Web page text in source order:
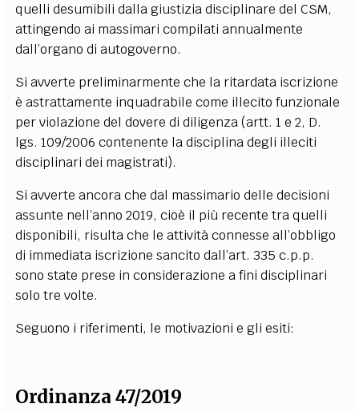
quelli desumibili dalla giustizia disciplinare del CSM,
attingendo ai massimari compilati annualmente
dall’organo di autogoverno.
Si avverte preliminarmente che la ritardata iscrizione
è astrattamente inquadrabile come illecito funzionale
per violazione del dovere di diligenza (artt. 1 e 2, D.
lgs. 109/2006 contenente la disciplina degli illeciti
disciplinari dei magistrati).
Si avverte ancora che dal massimario delle decisioni
assunte nell’anno 2019, cioè il più recente tra quelli
disponibili, risulta che le attività connesse all’obbligo
di immediata iscrizione sancito dall’art. 335 c.p.p.
sono state prese in considerazione a fini disciplinari
solo tre volte.
Seguono i riferimenti, le motivazioni e gli esiti:
Ordinanza 47/2019